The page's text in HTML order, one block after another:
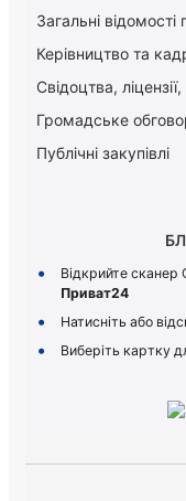
Загальні
Керiвництво та
Свідоцтва,
Громадське
Публічні закупівлі
Відкрийте сканер
Приват24
Натисніть або
Виберіть картку